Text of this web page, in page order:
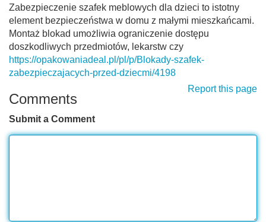
Zabezpieczenie szafek meblowych dla dzieci to istotny
element bezpieczeństwa w domu z małymi mieszkańcami.
Montaż blokad umożliwia ograniczenie dostępu
doszkodliwych przedmiotów, lekarstw czy
https://opakowaniadeal.pl/pl/p/Blokady-szafek-
zabezpieczajacych-przed-dziecmi/4198
Report this page
Comments
Submit a Comment